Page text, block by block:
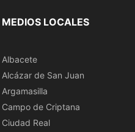
MEDIOS LOCALES
Albacete
Alcázar de San Juan
Argamasilla
Campo de Criptana
Ciudad Real